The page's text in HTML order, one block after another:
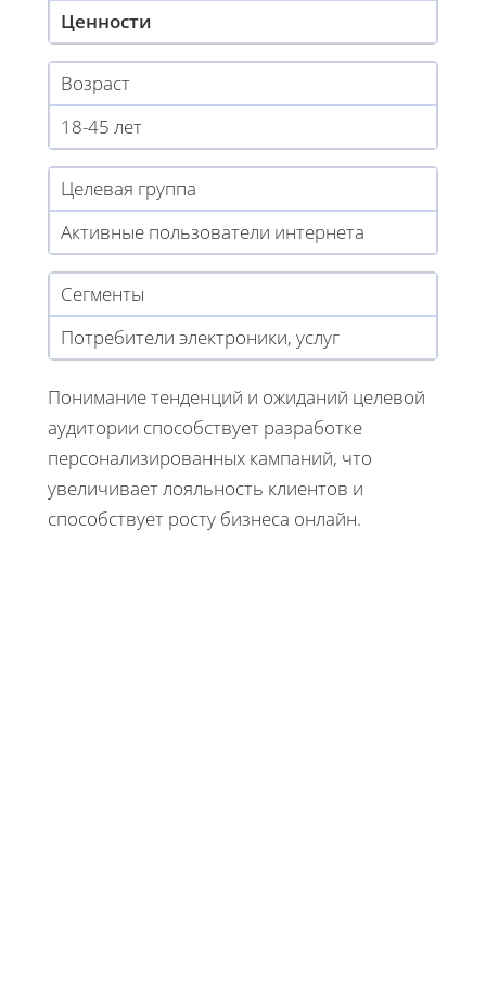
Ценности
Возраст
18-45 лет
Целевая группа
Активные пользователи интернета
Сегменты
Потребители электроники, услуг
Понимание тенденций и ожиданий целевой
аудитории способствует разработке
персонализированных кампаний, что
увеличивает лояльность клиентов и
способствует росту бизнеса онлайн.